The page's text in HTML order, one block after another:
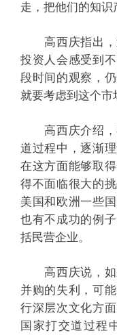
走，把他们的知识
高西庆指出，
投资人会感受到
段时间的观察，
就要考虑到这个市
高西庆介绍，
道过程中，逐渐
在这方面能够取
得不面临很大的
美国和欧洲一些
也有不成功的例
括民营企业。
高西庆说，如
并购的失利，可
行深层次文化方
国家打交道过程